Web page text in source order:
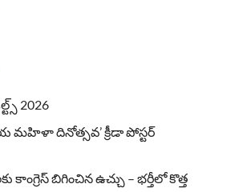
2026
మహిళా దినోత్సవ’ క్రీడా పోస్టర్
కాంగ్రెస్ బిగించిన ఉచ్చు – భర్తీలో కొత్త